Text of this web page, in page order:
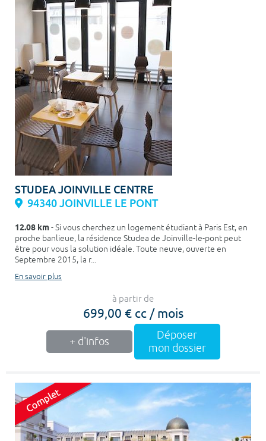
STUDEA JOINVILLE CENTRE
94340 JOINVILLE LE PONT
12.08 km- Si vous cherchez un logement étudiant à Paris Est, en
proche banlieue, la résidence Studea de Joinville-le-pont peut
être pour vous la solution idéale. Toute neuve, ouverte en
Septembre 2015, la r...
En savoir plus
à partir de
699,00 € cc / mois
+ d'infos
Déposer
mon dossier